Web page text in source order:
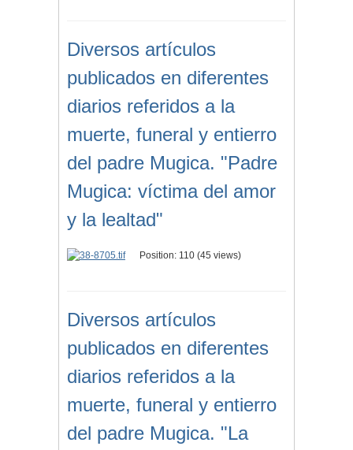
Diversos artículos
publicados en diferentes
diarios referidos a la
muerte, funeral y entierro
del padre Mugica. "Padre
Mugica: víctima del amor
y la lealtad"
Position: 110 (45 views)
Diversos artículos
publicados en diferentes
diarios referidos a la
muerte, funeral y entierro
del padre Mugica. "La